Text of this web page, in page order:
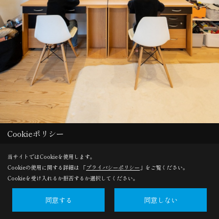
Cookieポリシー
当サイトではCookieを使用します。
Cookieの使用に関する詳細は 「プライバシーポリシー 」をご覧ください。
Cookieを受け入れるか拒否するか選択してください。
同意する 同意しない